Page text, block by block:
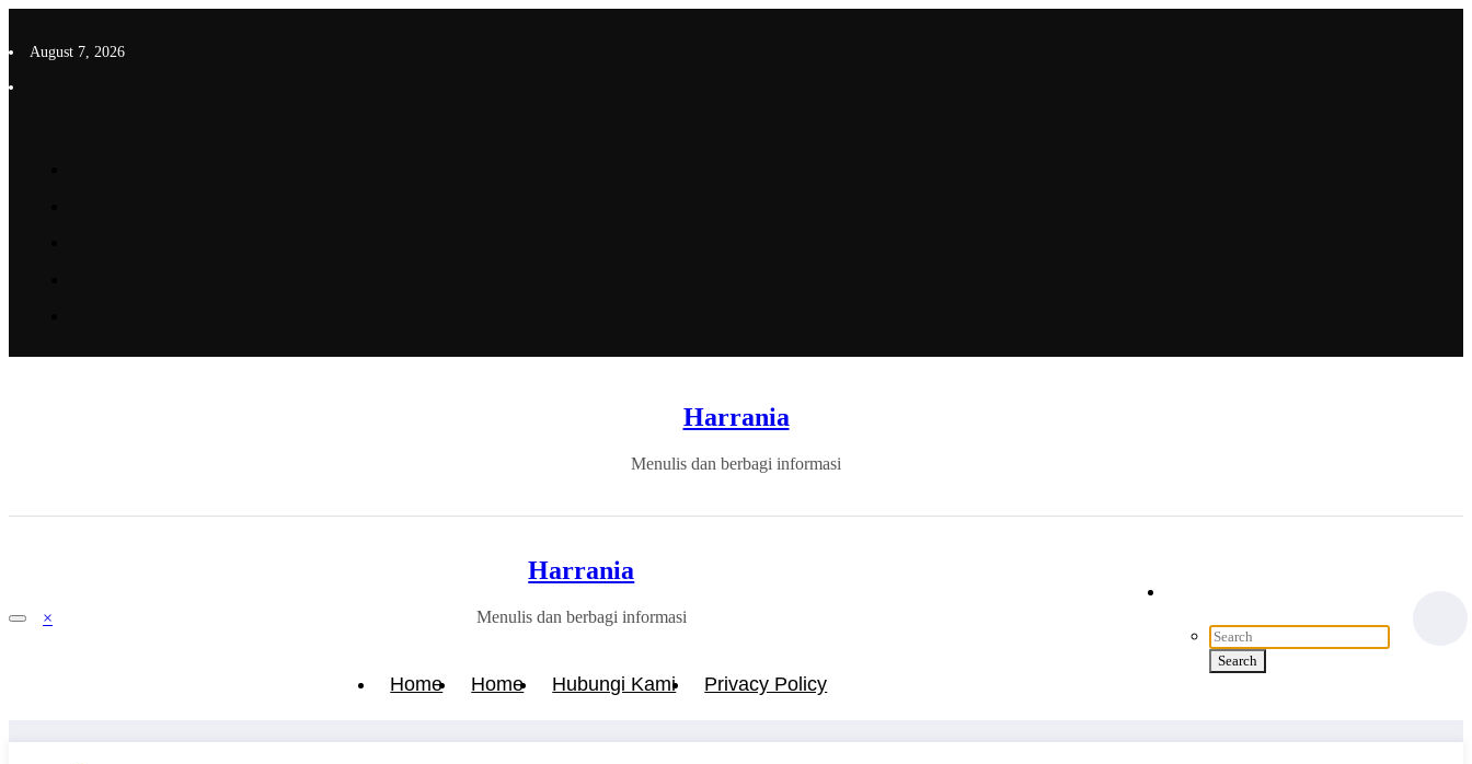
content
August 7, 2026
Harrania
Menulis dan berbagi informasi
×
Harrania
Menulis dan berbagi informasi
Home Home Hubungi Kami Privacy Policy